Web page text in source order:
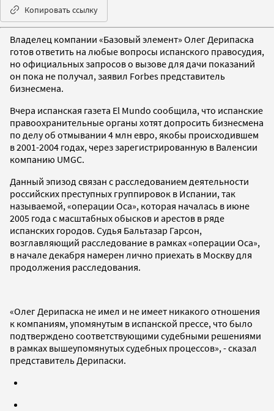
Копировать ссылку
Владелец компании «Базовый элемент» Олег Дерипаска
готов ответить на любые вопросы испанского правосудия,
но официальных запросов о вызове для дачи показаний
он пока не получал, заявил Forbes представитель
бизнесмена.
Вчера испанская газета El Mundo сообщила, что испанские
правоохранительные органы хотят допросить бизнесмена
по делу об отмывании 4 млн евро, якобы происходившем
в 2001-2004 годах, через зарегистрированную в Валенсии
компанию UMGC.
Данный эпизод связан с расследованием деятельности
российских преступных группировок в Испании, так
называемой, «операции Оса», которая началась в июне
2005 года с масштабных обысков и арестов в ряде
испанских городов. Судья Бальтазар Гарсон,
возглавляющий расследование в рамках «операции Оса»,
в начале декабря намерен лично приехать в Москву для
продолжения расследования.
«Олег Дерипаска не имел и не имеет никакого отношения
к компаниям, упомянутым в испанской прессе, что было
подтверждено соответствующими судебными решениями
в рамках вышеупомянутых судебных процессов», - сказал
представитель Дерипаски.